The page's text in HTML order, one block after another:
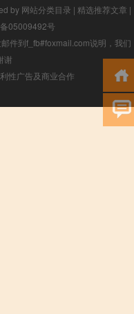
by 网站分类目录 | 精选推荐文章 |
05009492号
件到f_fb#foxmail.com说明，我们
谢
性广告及商业合作